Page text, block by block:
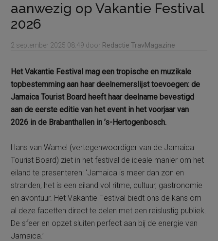
aanwezig op Vakantie Festival
2026
2 september 2025 08:49 door Redactie TravMagazine
Het Vakantie Festival mag een tropische en muzikale
topbestemming aan haar deelnemerslijst toevoegen: de
Jamaica Tourist Board heeft haar deelname bevestigd
aan de eerste editie van het event in het voorjaar van
2026 in de Brabanthallen in ’s-Hertogenbosch.
Hans van Wamel (vertegenwoordiger van de Jamaica
Tourist Board) ziet in het festival de ideale manier om het
eiland te presenteren: ‘Jamaica is meer dan zon en
stranden, het is een eiland vol ritme, cultuur, gastronomie
en avontuur. Het Vakantie Festival biedt ons de kans om
al deze facetten direct te delen met een reislustig publiek.
De sfeer en opzet sluiten perfect aan bij de energie van
Jamaica.’